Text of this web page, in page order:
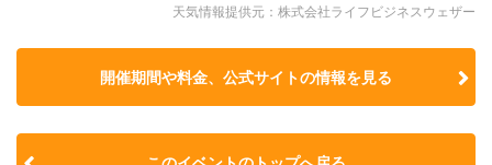
天気情報提供元：株式会社ライフビジネスウェザー
開催期間や料金、公式サイトの情報を見る